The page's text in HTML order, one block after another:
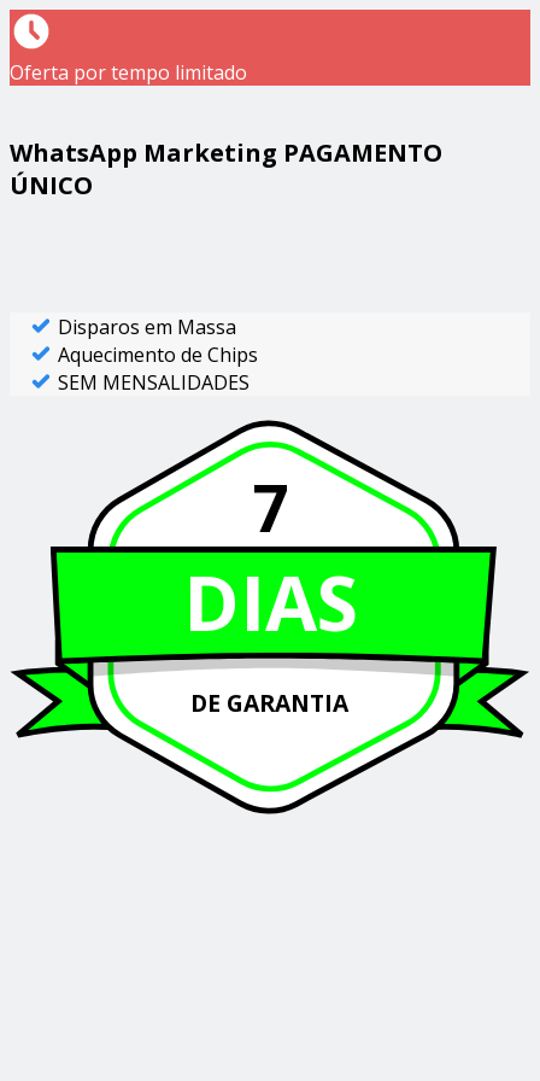
Oferta por tempo limitado
WhatsApp Marketing PAGAMENTO
ÚNICO
Disparos em Massa
Aquecimento de Chips
SEM MENSALIDADES
7
DIAS
DE GARANTIA